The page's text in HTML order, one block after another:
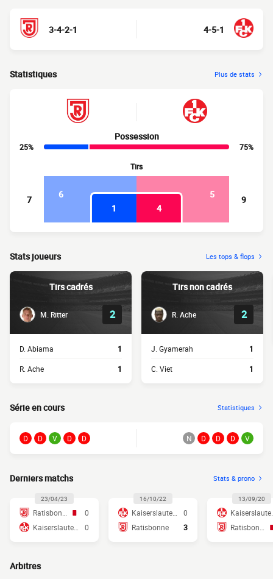
3-4-2-1 4-5-1
Statistiques Plus de stats
Possession
25%
75%
Tirs
7 6
5
1
4
9
Stats joueurs Les tops & flops
Tirs cadrés
M. Ritter 2
D. Abiama 1
R. Ache 1
Tirs non cadrés
R. Ache 2
J. Gyamerah 1
C. Viet 1
Série en cours Statistiques
D D V D D N D D D V
Derniers matchs Stats & prono
23/04/23
0
0
16/10/22
0
Ratisbonne
3
13/09/20
Arbitres